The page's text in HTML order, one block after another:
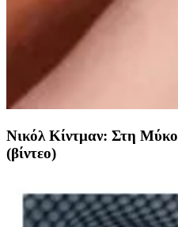
Νικόλ Κίντμαν: Στη
(βίντεο)